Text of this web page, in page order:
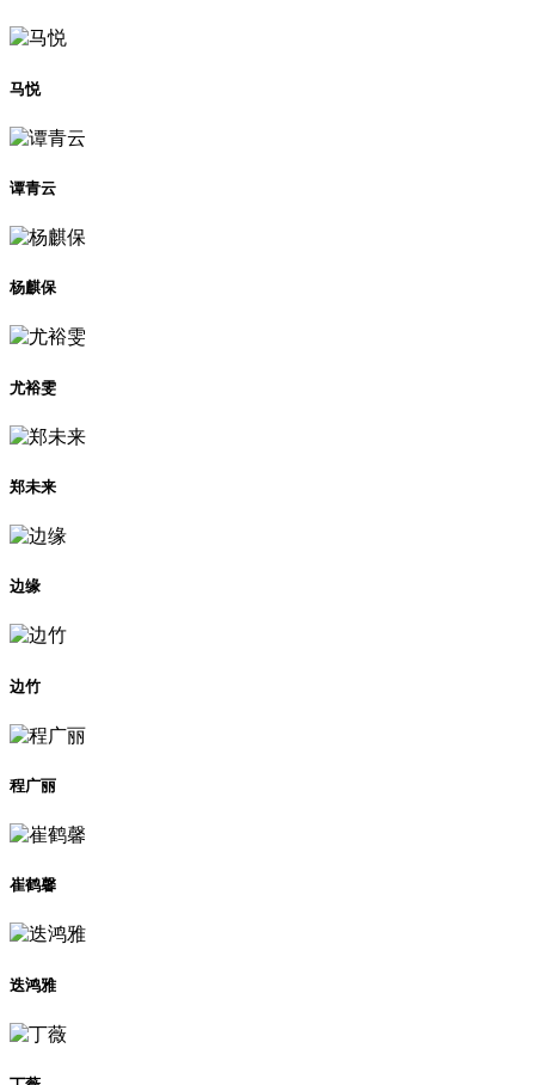
马悦
谭青云
杨麒保
尤裕雯
郑未来
边缘
边竹
程广丽
崔鹤馨
迭鸿雅